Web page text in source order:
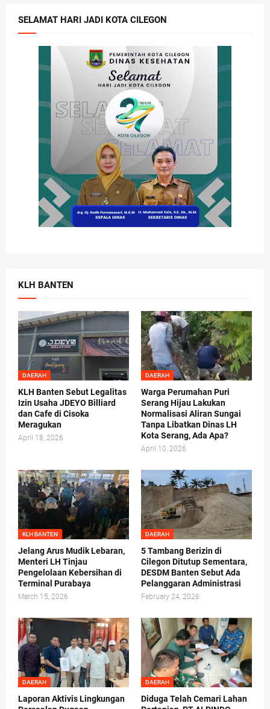
SELAMAT HARI JADI KOTA CILEGON
KLH BANTEN
DAERAH
KLH Banten Sebut Legalitas
Izin Usaha JDEYO Billiard
dan Cafe di Cisoka
Meragukan
April 18, 2026
DAERAH
Warga Perumahan Puri
Serang Hijau Lakukan
Normalisasi Aliran Sungai
Tanpa Libatkan Dinas LH
Kota Serang, Ada Apa?
April 10, 2026
KLH BANTEN
Jelang Arus Mudik Lebaran,
Menteri LH Tinjau
Pengelolaan Kebersihan di
Terminal Purabaya
March 15, 2026
DAERAH
5 Tambang Berizin di
Cilegon Ditutup Sementara,
DESDM Banten Sebut Ada
Pelanggaran Administrasi
February 24, 2026
DAERAH
Laporan Aktivis Lingkungan
DAERAH
Diduga Telah Cemari Lahan